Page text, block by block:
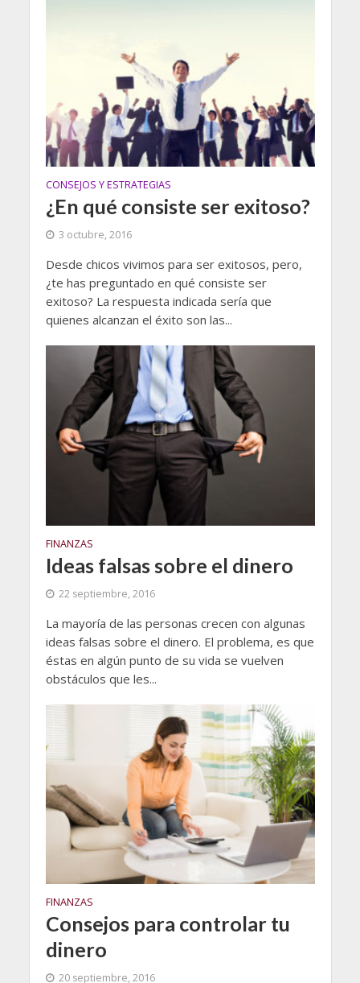
CONSEJOS Y ESTRATEGIAS
¿En qué consiste ser exitoso?
3 octubre, 2016
Desde chicos vivimos para ser exitosos, pero,
¿te has preguntado en qué consiste ser
exitoso? La respuesta indicada sería que
quienes alcanzan el éxito son las...
FINANZAS
Ideas falsas sobre el dinero
22 septiembre, 2016
La mayoría de las personas crecen con algunas
ideas falsas sobre el dinero. El problema, es que
éstas en algún punto de su vida se vuelven
obstáculos que les...
FINANZAS
Consejos para controlar tu
dinero
20 septiembre, 2016